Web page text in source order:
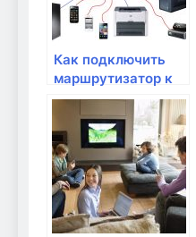
Как подключить
маршрутизатор к
домашнему
интернету
провайдера?